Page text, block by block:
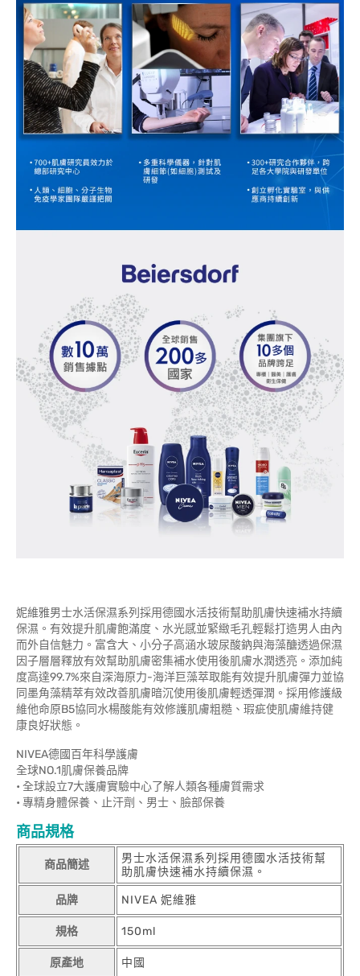
妮維雅男士水活保濕系列採用德國水活技術幫助肌膚快速補水持續
保濕。有效提升肌膚飽滿度、水光感並緊緻毛孔輕鬆打造男人由內
而外自信魅力。富含大、小分子高涵水玻尿酸鈉與海藻醣透過保濕
因子層層釋放有效幫助肌膚密集補水使用後肌膚水潤透亮。添加純
度高達99.7%來自深海原力-海洋巨藻萃取能有效提升肌膚彈力並協
同墨角藻精萃有效改善肌膚暗沉使用後肌膚輕透彈潤。採用修護級
維他命原B5協同水楊酸能有效修護肌膚粗糙、瑕疵使肌膚維持健
康良好狀態。
NIVEA德國百年科學護膚
全球NO.1肌膚保養品牌
• 全球設立7大護膚實驗中心了解人類各種膚質需求
• 專精身體保養、止汗劑、男士、臉部保養
商品規格
商品簡述
男士水活保濕系列採用德國水活技術幫
助肌膚快速補水持續保濕。
品牌 NIVEA 妮維雅
規格 150ml
原產地 中國